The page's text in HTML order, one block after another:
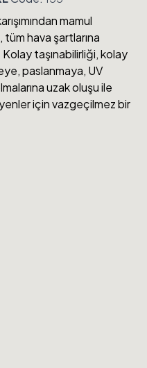
mamul
hava şartlarına
taşınabilirliği, kolay
paslanmaya, UV
uzak oluşu ile
için vazgeçilmez bir